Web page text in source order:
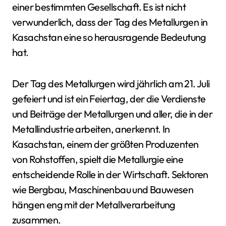
einer bestimmten Gesellschaft. Es ist nicht
verwunderlich, dass der Tag des Metallurgen in
Kasachstan eine so herausragende Bedeutung
hat.
Der Tag des Metallurgen wird jährlich am 21. Juli
gefeiert und ist ein Feiertag, der die Verdienste
und Beiträge der Metallurgen und aller, die in der
Metallindustrie arbeiten, anerkennt. In
Kasachstan, einem der größten Produzenten
von Rohstoffen, spielt die Metallurgie eine
entscheidende Rolle in der Wirtschaft. Sektoren
wie Bergbau, Maschinenbau und Bauwesen
hängen eng mit der Metallverarbeitung
zusammen.